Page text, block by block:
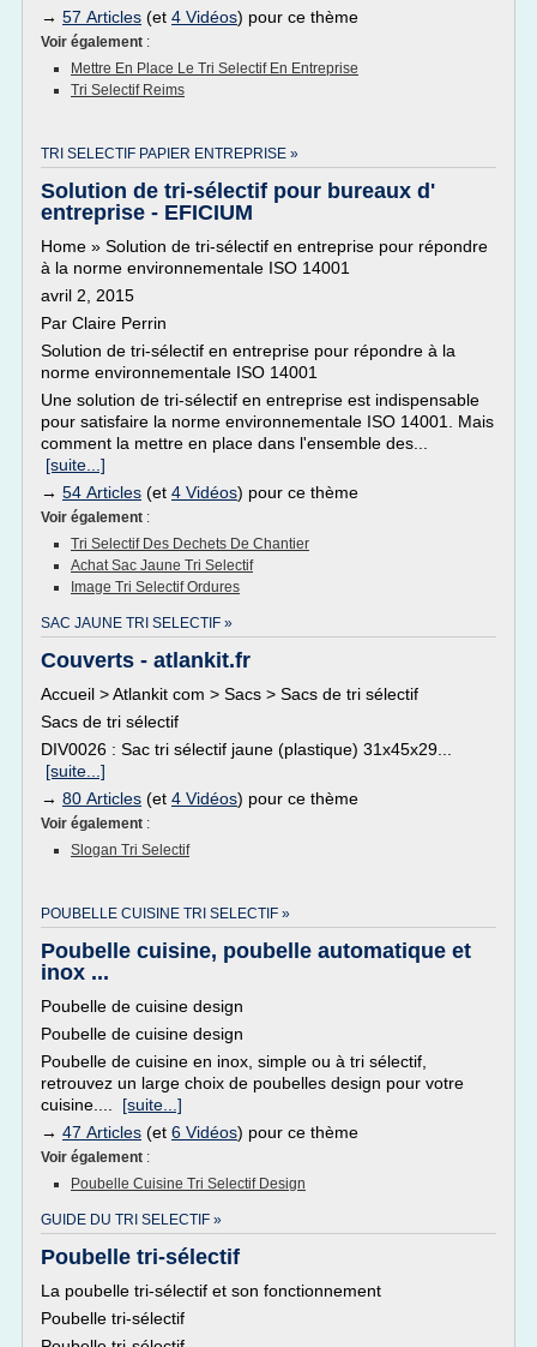
→ 57 Articles (et 4 Vidéos) pour ce thème
Voir également :
Mettre En Place Le Tri Selectif En Entreprise
Tri Selectif Reims
TRI SELECTIF PAPIER ENTREPRISE »
Solution de tri-sélectif pour bureaux d'
entreprise - EFICIUM
Home » Solution de tri-sélectif en entreprise pour répondre
à la norme environnementale ISO 14001
avril 2, 2015
Par Claire Perrin
Solution de tri-sélectif en entreprise pour répondre à la
norme environnementale ISO 14001
Une solution de tri-sélectif en entreprise est indispensable
pour satisfaire la norme environnementale ISO 14001. Mais
comment la mettre en place dans l'ensemble des...
[suite...]
→ 54 Articles (et 4 Vidéos) pour ce thème
Voir également :
Tri Selectif Des Dechets De Chantier
Achat Sac Jaune Tri Selectif
Image Tri Selectif Ordures
SAC JAUNE TRI SELECTIF »
Couverts - atlankit.fr
Accueil > Atlankit com > Sacs > Sacs de tri sélectif
Sacs de tri sélectif
DIV0026 : Sac tri sélectif jaune (plastique) 31x45x29...
[suite...]
→ 80 Articles (et 4 Vidéos) pour ce thème
Voir également :
Slogan Tri Selectif
POUBELLE CUISINE TRI SELECTIF »
Poubelle cuisine, poubelle automatique et
inox ...
Poubelle de cuisine design
Poubelle de cuisine design
Poubelle de cuisine en inox, simple ou à tri sélectif,
retrouvez un large choix de poubelles design pour votre
cuisine.... [suite...]
→ 47 Articles (et 6 Vidéos) pour ce thème
Voir également :
Poubelle Cuisine Tri Selectif Design
GUIDE DU TRI SELECTIF »
Poubelle tri-sélectif
La poubelle tri-sélectif et son fonctionnement
Poubelle tri-sélectif